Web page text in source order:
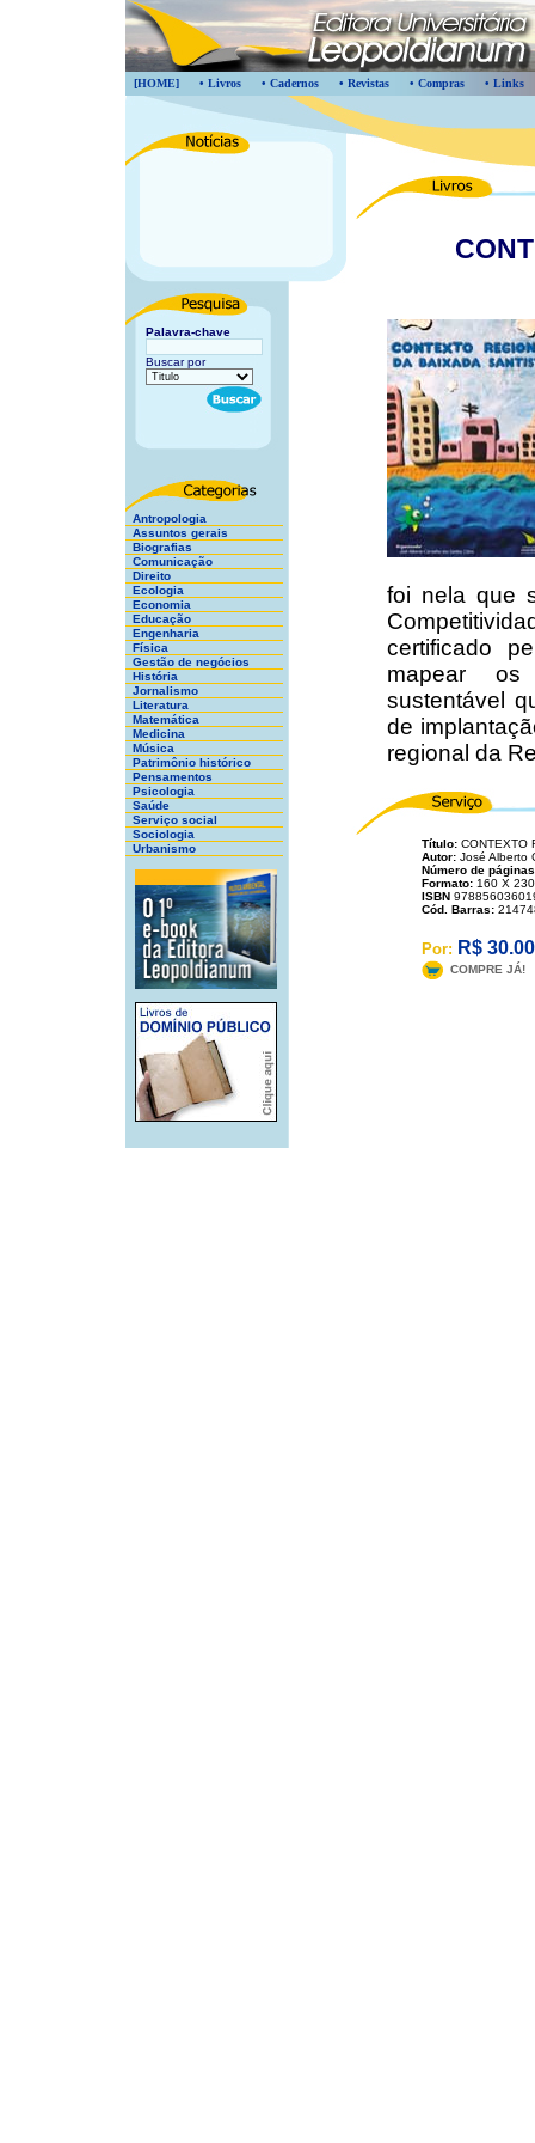
[HOME] • Livros • Cadernos • Revistas • Compras • Links
Palavra-chave
Buscar por
Antropologia
Assuntos gerais
Biografias
Comunicação
Direito
Ecologia
Economia
Educação
Engenharia
Física
Gestão de negócios
História
Jornalismo
Literatura
Matemática
Medicina
Música
Patrimônio histórico
Pensamentos
Psicologia
Saúde
Serviço social
Sociologia
Urbanismo
foi nela que
certificado
mapear os
sustentável
de
regional da
Título:CONTEXTO
Autor:José Alberto
Número de
Formato:160 X 230
ISBN
Cód. Barras:
Por: R$ 30.00
COMPRE JÁ!